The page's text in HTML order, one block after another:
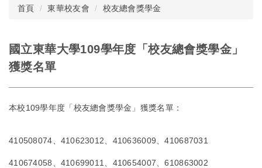
首頁 東華校友會 校友總會獎學金
國立東華大學109學年度「校友總會獎學金」
獲獎名單
本校109學年度「校友總會獎學金」獲獎名單：
410508074、410623012、410636009、410687031
410674058、410699011、410654007、610863002